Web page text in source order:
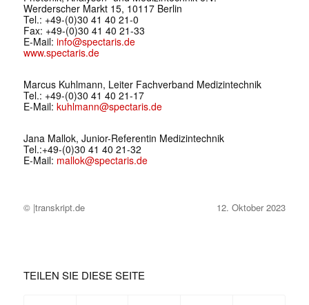
Werderscher Markt 15, 10117 Berlin
Tel.: +49-(0)30 41 40 21-0
Fax: +49-(0)30 41 40 21-33
E-Mail: info@spectaris.de
www.spectaris.de
Marcus Kuhlmann, Leiter Fachverband Medizintechnik
Tel.: +49-(0)30 41 40 21-17
E-Mail: kuhlmann@spectaris.de
Jana Mallok, Junior-Referentin Medizintechnik
Tel.:+49-(0)30 41 40 21-32
E-Mail: mallok@spectaris.de
© |transkript.de 12. Oktober 2023
TEILEN SIE DIESE SEITE